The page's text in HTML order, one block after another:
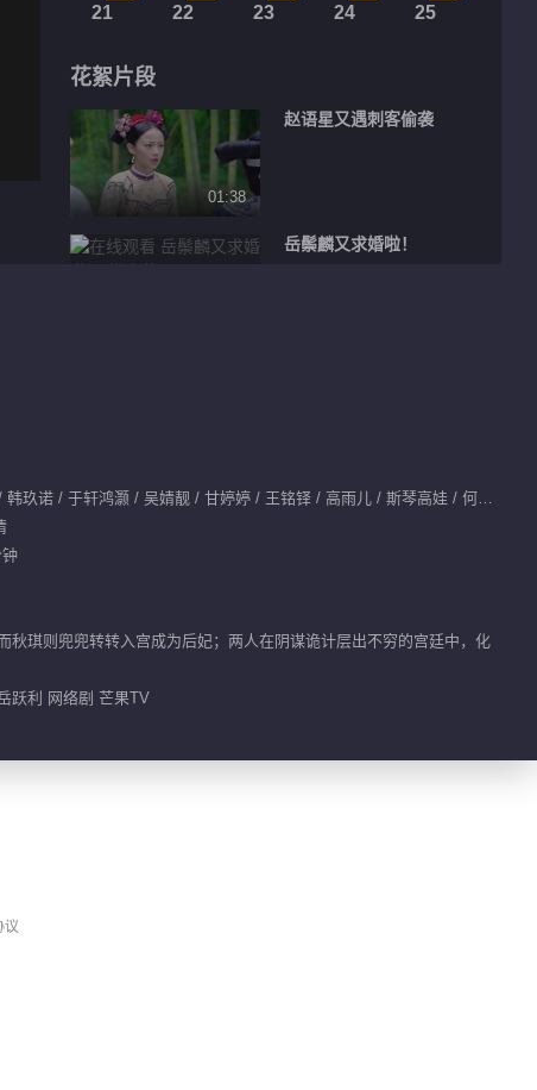
21 22 23 24 25
花絮片段
01:38
赵语星又遇刺客偷袭
岳鬃麟又求婚啦！
彩凰借刀杀人！
倪
主演：吴佳怡 / 赵弈钦 / 韩玖诺 / 于轩鸿灏 / 吴婧靓 / 甘婷婷 / 王铭铎 / 高雨儿 / 斯琴高娃 / 何佳怡 / 姚安濂 / 徐松子 / 岳跃利
琪则兜兜转转入宫成为后妃；两人在阴谋诡计层出不穷的宫廷中，化
跃利 网络剧 芒果TV
议